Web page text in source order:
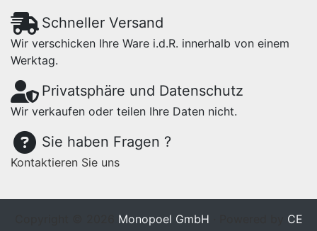
Schneller Versand
Wir verschicken Ihre Ware i.d.R. innerhalb von einem
Werktag.
Privatsphäre und Datenschutz
Wir verkaufen oder teilen Ihre Daten nicht.
Sie haben Fragen ?
Kontaktieren Sie uns
Monopoel GmbH
CE